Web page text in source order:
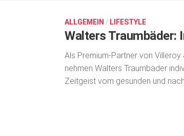
ALLGEMEIN / LIFESTYLE
Walters Traumbäder:
Als Premium-Partner von
nehmen Walters Traumbäder
Zeitgeist vom gesunden und